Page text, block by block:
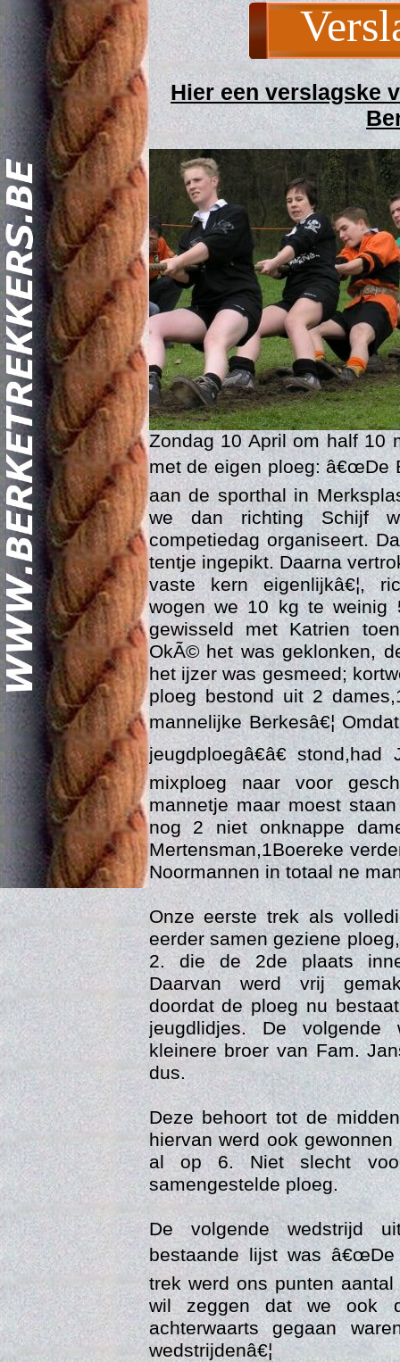
Hier een verslagske
Zondag 10 April om half 10
met de eigen ploeg: â€œDe
aan de sporthal in
we dan richting Schijf
competiedag organiseert.
tentje ingepikt. Daarna
vaste kern eigenlijkâ€¦,
wogen we 10 kg te
gewisseld met Katrien
OkÃ© het was geklonken,
het ijzer was gesmeed;
ploeg bestond uit 2
mannelijke Berkesâ€¦
jeugdploegâ€â€
mixploeg naar voor
mannetje maar moest
nog 2 niet onknappe
Mertensman,1Boereke
Noormannen in totaal ne
Onze eerste trek als
eerder samen geziene
2. die de 2de plaats
Daarvan werd vrij
doordat de ploeg nu
jeugdlidjes. De
kleinere broer van Fam.
dus.
Deze behoort tot de
hiervan werd ook
al op 6. Niet slecht
samengestelde ploeg.
De volgende wedstrijd
bestaande lijst was â€œDe
trek werd ons punten
wil zeggen dat we ook
achterwaarts gegaan
wedstrijdenâ€¦